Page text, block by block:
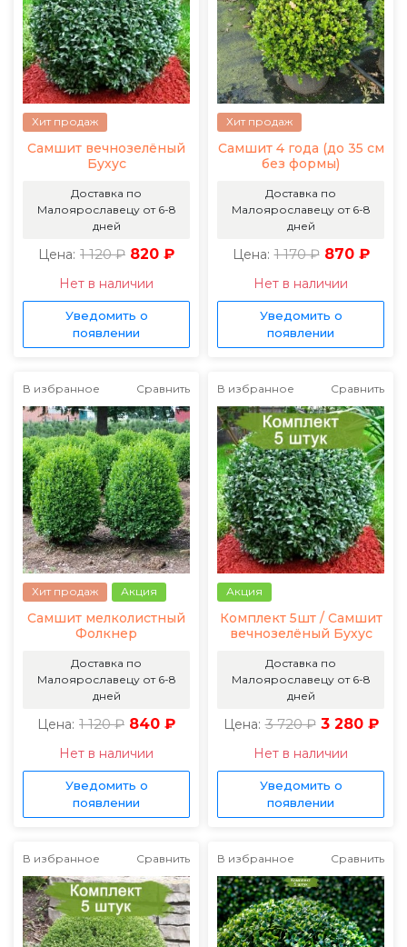
Хит продаж
Самшит вечнозелёный
Бухус
Доставка по
Малоярославецу от 6-8
дней
Цена: 1 120 ₽ 820 ₽
Нет в наличии
Уведомить о
появлении
Хит продаж
Самшит 4 года (до 35 см
без формы)
Доставка по
Малоярославецу от 6-8
дней
Цена: 1 170 ₽ 870 ₽
Нет в наличии
Уведомить о
появлении
В избранное Сравнить
Хит продаж Акция
Самшит мелколистный
Фолкнер
Доставка по
Малоярославецу от 6-8
дней
Цена: 1 120 ₽ 840 ₽
Нет в наличии
Уведомить о
появлении
В избранное Сравнить
Акция
Комплект 5шт / Самшит
вечнозелёный Бухус
Доставка по
Малоярославецу от 6-8
дней
Цена: 3 720 ₽ 3 280 ₽
Нет в наличии
Уведомить о
появлении
В избранное Сравнить В избранное Сравнить